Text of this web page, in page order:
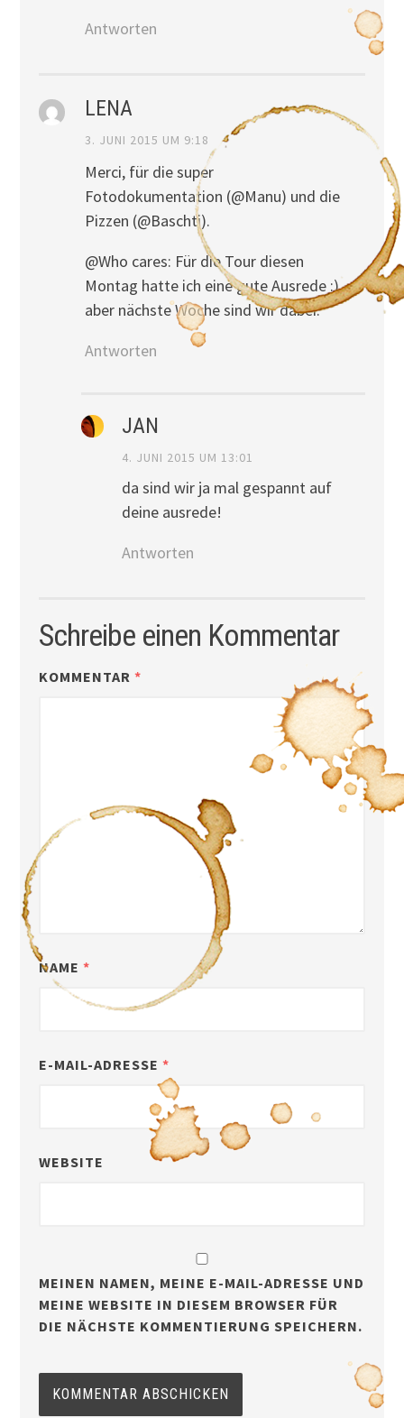
Antworten
LENA
3. JUNI 2015 UM 9:18
Merci, für die super
Fotodokumentation (@Manu) und die
Pizzen (@Baschti).
@Who cares: Für die Tour diesen
Montag hatte ich eine gute Ausrede :),
aber nächste Woche sind wir dabei.
Antworten
JAN
4. JUNI 2015 UM 13:01
da sind wir ja mal gespannt auf
deine ausrede!
Antworten
Schreibe einen Kommentar
KOMMENTAR *
NAME *
E-MAIL-ADRESSE *
WEBSITE
MEINEN NAMEN, MEINE E-MAIL-ADRESSE UND
MEINE WEBSITE IN DIESEM BROWSER FÜR
DIE NÄCHSTE KOMMENTIERUNG SPEICHERN.